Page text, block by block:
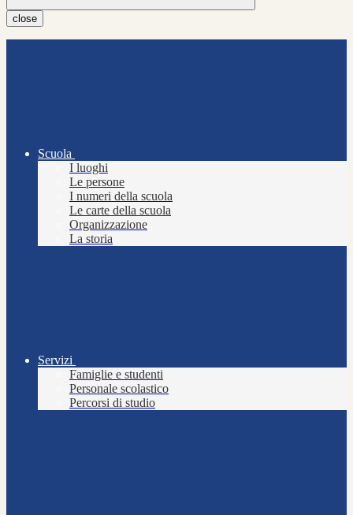
close
Scuola
I luoghi
Le persone
I numeri della scuola
Le carte della scuola
Organizzazione
La storia
Servizi
Famiglie e studenti
Personale scolastico
Percorsi di studio